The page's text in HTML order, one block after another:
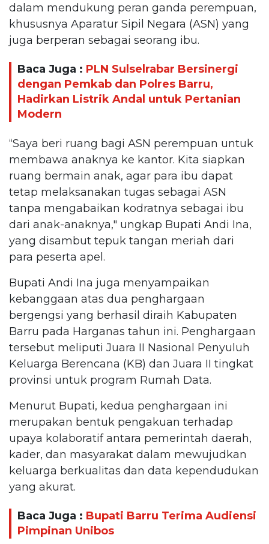
dalam mendukung peran ganda perempuan,
khususnya Aparatur Sipil Negara (ASN) yang
juga berperan sebagai seorang ibu.
Baca Juga : PLN Sulselrabar Bersinergi
dengan Pemkab dan Polres Barru,
Hadirkan Listrik Andal untuk Pertanian
Modern
“Saya beri ruang bagi ASN perempuan untuk
membawa anaknya ke kantor. Kita siapkan
ruang bermain anak, agar para ibu dapat
tetap melaksanakan tugas sebagai ASN
tanpa mengabaikan kodratnya sebagai ibu
dari anak-anaknya," ungkap Bupati Andi Ina,
yang disambut tepuk tangan meriah dari
para peserta apel.
Bupati Andi Ina juga menyampaikan
kebanggaan atas dua penghargaan
bergengsi yang berhasil diraih Kabupaten
Barru pada Harganas tahun ini. Penghargaan
tersebut meliputi Juara II Nasional Penyuluh
Keluarga Berencana (KB) dan Juara II tingkat
provinsi untuk program Rumah Data.
Menurut Bupati, kedua penghargaan ini
merupakan bentuk pengakuan terhadap
upaya kolaboratif antara pemerintah daerah,
kader, dan masyarakat dalam mewujudkan
keluarga berkualitas dan data kependudukan
yang akurat.
Baca Juga : Bupati Barru Terima Audiensi
Pimpinan Unibos